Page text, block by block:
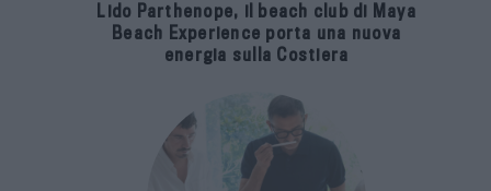
Lido Parthenope, il beach club di Maya
Beach Experience porta una nuova
energia sulla Costiera